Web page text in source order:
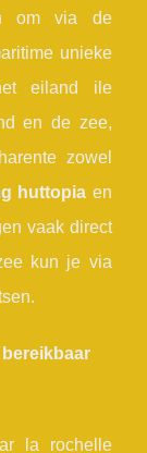
om via de
unieke
eiland ile
en de zee,
zowel
huttopia en
vaak direct
kun je via
la rochelle